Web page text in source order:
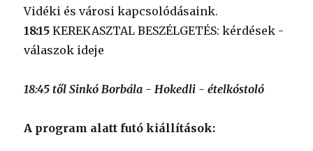
Vidéki és városi kapcsolódásaink.
18:15 KEREKASZTAL BESZÉLGETÉS: kérdések -
válaszok ideje
18:45 től Sinkó Borbála - Hokedli - ételkóstoló
A program alatt futó kiállítások: